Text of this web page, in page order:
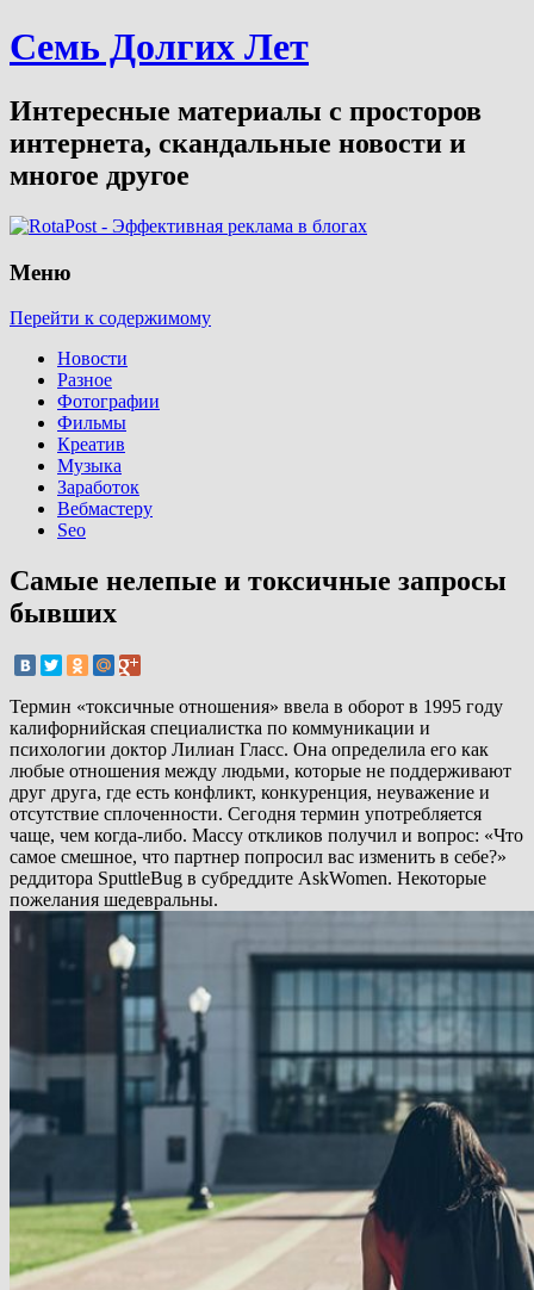
Семь Долгих Лет
Интересные материалы с просторов
интернета, скандальные новости и
многое другое
Меню
Перейти к содержимому
Новости
Разное
Фотографии
Фильмы
Креатив
Музыка
Заработок
Вебмастеру
Seo
Самые нелепые и токсичные запросы
бывших
Термин «токсичные отношения» ввела в оборот в 1995 году
калифорнийская специалистка по коммуникации и
психологии доктор Лилиан Гласс. Она определила его как
любые отношения между людьми, которые не поддерживают
друг друга, где есть конфликт, конкуренция, неуважение и
отсутствие сплоченности. Сегодня термин употребляется
чаще, чем когда-либо. Массу откликов получил и вопрос: «Что
самое смешное, что партнер попросил вас изменить в себе?»
реддитора SputtleBug в субреддите AskWomen. Некоторые
пожелания шедевральны.